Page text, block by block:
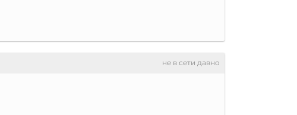
не в сети давно